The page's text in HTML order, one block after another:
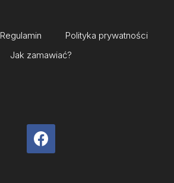
Regulamin
Polityka prywatności
Jak zamawiać?